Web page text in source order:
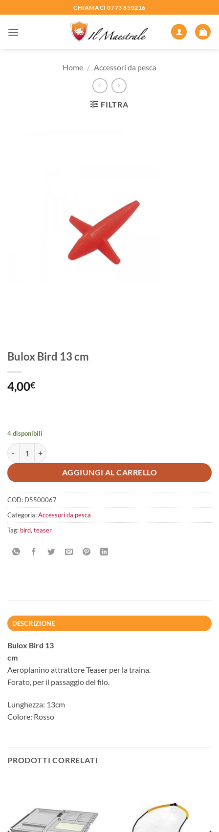
ai
contenuti
CHIAMACI 0773 850216
Home / Accessori da pesca
FILTRA
Bulox Bird 13 cm
4,00€
4 disponibili
Bulox Bird 13 cm quantità
AGGIUNGI AL CARRELLO
COD: D5500067
Categoria:Accessori da pesca
Tag: bird,teaser
DESCRIZIONE
Bulox Bird 13
cm
Aeroplanino attrattore Teaser per la traina.
Forato, per il passaggio del filo.
Lunghezza: 13cm
Colore: Rosso
PRODOTTI CORRELATI